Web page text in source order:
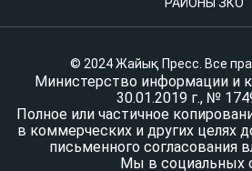
© 2024 Жайық Пресс. Все
Министерство информации и
30.01.2019 г., №
Полное или частичное
в коммерческих и других целях
письменного согласования
Мы в социальных